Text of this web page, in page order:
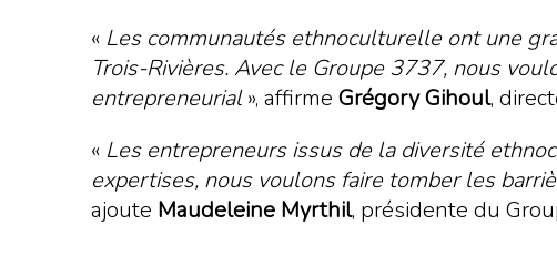
« Les communautés ethnoculturelle ont une
Trois-Rivières. Avec le Groupe 3737, nous
entrepreneurial», affirme Grégory Gihoul,
« Les entrepreneurs issus de la diversité
expertises, nous voulons faire tomber les
ajoute Maudeleine Myrthil, présidente du